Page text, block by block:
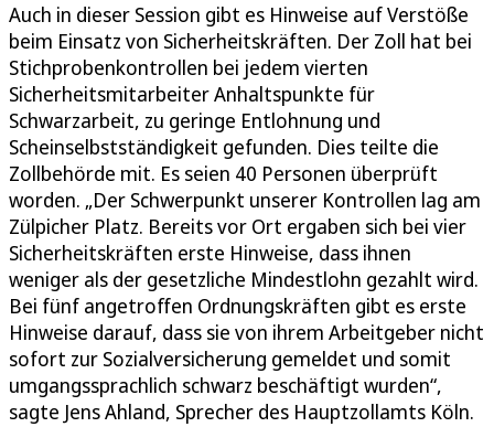
Auch in dieser Session gibt es Hinweise auf Verstöße
beim Einsatz von Sicherheitskräften. Der Zoll hat bei
Stichprobenkontrollen bei jedem vierten
Sicherheitsmitarbeiter Anhaltspunkte für
Schwarzarbeit, zu geringe Entlohnung und
Scheinselbstständigkeit gefunden. Dies teilte die
Zollbehörde mit. Es seien 40 Personen überprüft
worden. „Der Schwerpunkt unserer Kontrollen lag am
Zülpicher Platz. Bereits vor Ort ergaben sich bei vier
Sicherheitskräften erste Hinweise, dass ihnen
weniger als der gesetzliche Mindestlohn gezahlt wird.
Bei fünf angetroffen Ordnungskräften gibt es erste
Hinweise darauf, dass sie von ihrem Arbeitgeber nicht
sofort zur Sozialversicherung gemeldet und somit
umgangssprachlich schwarz beschäftigt wurden“,
sagte Jens Ahland, Sprecher des Hauptzollamts Köln.